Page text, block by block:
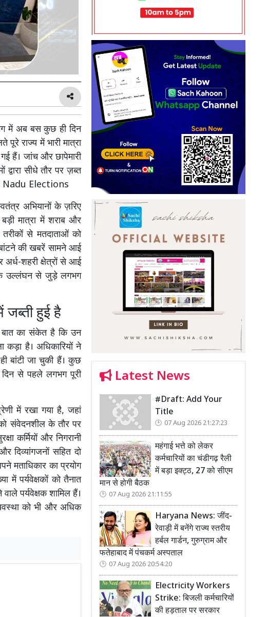
में अब बस कुछ ही दिन
राज्य में भारी मात्रा
हैं। जांच और छापेमारी
सीधे तौर पर ज़ब्त
Nadu Elections
अभियानों के ज़रिए
मात्रा में शराब और
से मतदाताओं को
की खबरें सामने आई
शहरी क्षेत्रों से आई
के उल्लंघन से जुड़े लगभग
हुई है
का संकेत है कि उन
कड़ा है। अधिकारियों ने
बांटी जा चुकी हैं। कुछ
दिन से पहले लगभग पूरी
में रखा गया है, जहां
संवेदनशील के तौर पर
कर्मियों और निगरानी
दिव्यांगजनों सहित दो
मताधिकार का प्रयोग
में पर्यवेक्षकों को तैनात
पर्यवेक्षक शामिल हैं।
को भी और अधिक
Latest News
#Draft: Add Your
Title
07 Aug 2026 21:27:23
महंगाई भत्ते को लेकर
कर्मचारियों का चंडीगढ़ रैली
में बड़ा इक्ट्ठ, 27 को सीएम
मान से होगी बैठक
07 Aug 2026 21:11:55
Haryana News: जींद-
रेवाड़ी में बनेंगे राज्य स्तरीय
हर्बल गार्डन, गुरुग्राम और
फतेहाबाद में पंचकर्म अस्पताल
07 Aug 2026 20:54:20
Electricity Workers
Strike: बिजली कर्मचारियों
की हड़ताल पर सरकार